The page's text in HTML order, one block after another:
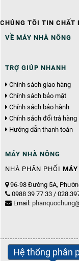
CHÚNG TÔI TIN CHẤT
VỀ MÁY NHÀ NÔNG
TRỢ GIÚP NHANH
Chính sách giao hàng
Chính sách bảo mật
Chính sách bảo hành
Chính sách đổi trả hàng
Hướng dẫn thanh toán
MÁY NHÀ NÔNG
NHÀ PHÂN PHỐI
96-98 Đường 5A,
0988 39 77 33 /
Email:
Hệ thống phân